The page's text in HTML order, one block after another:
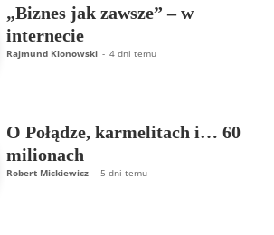
„Biznes jak zawsze” – w
internecie
Rajmund Klonowski - 4 dni temu
O Połądze, karmelitach i… 60
milionach
Robert Mickiewicz - 5 dni temu